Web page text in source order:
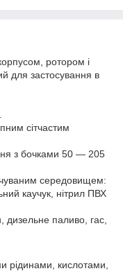
ротором і
для застосування в
сітчастим
з бочками 50 — 205
середовищем:
каучук, нітрил ПВХ
дизельне паливо, гас,
рідинами, кислотами,